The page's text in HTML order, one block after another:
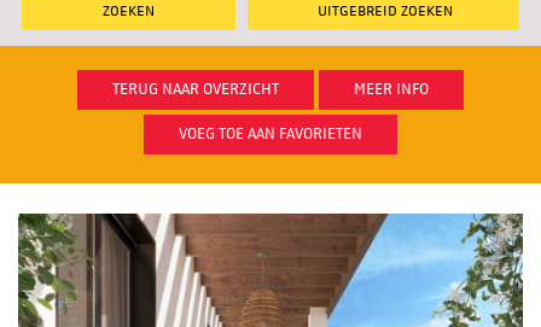
UITGEBREID ZOEKEN
TERUG NAAR OVERZICHT MEER INFO
VOEG TOE AAN FAVORIETEN